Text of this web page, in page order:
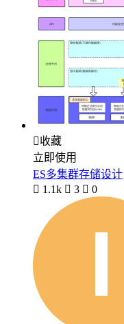
收藏
立即使用
ES多集群存储设计
 1.1k  3  0